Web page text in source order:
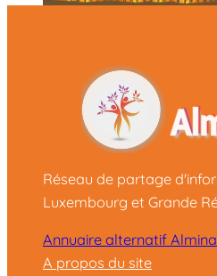
Réseau de partage
Luxembourg et Grande
Annuaire alternatif
A propos du site